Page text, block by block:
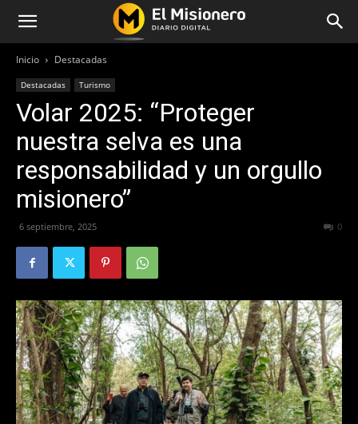
Inicio Destacadas
Destacadas Turismo
Volar 2025: “Proteger
nuestra selva es una
responsabilidad y un orgullo
misionero”
6 septiembre, 2025 0